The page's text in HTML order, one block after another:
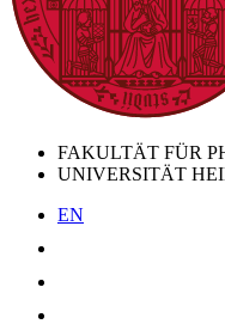
FAKULTÄT FÜR
UNIVERSITÄT
EN